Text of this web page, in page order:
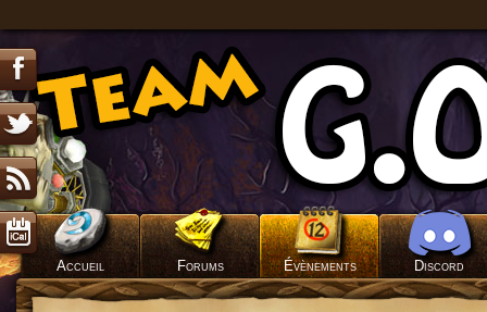
Accueil Forums Évènements Discord